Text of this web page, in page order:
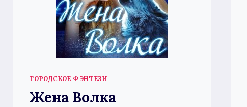
ГОРОДСКОЕ ФЭНТЕЗИ
Жена Волка